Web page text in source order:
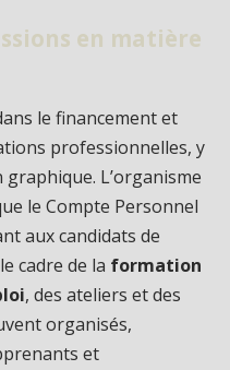
en matière
le financement et
professionnelles, y
L’organisme
le Compte Personnel
aux candidats de
cadre de la formation
, des ateliers et des
organisés,
et